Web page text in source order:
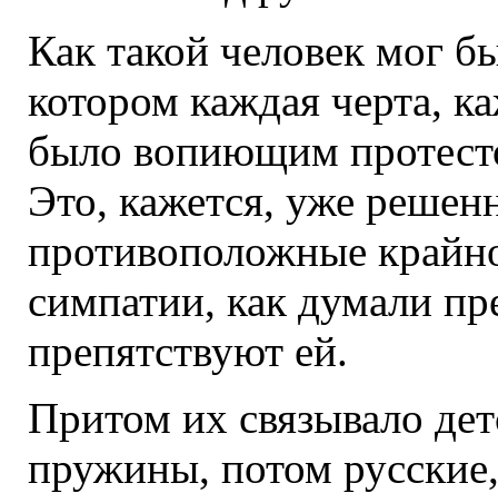
Как такой человек мог
котором каждая черта,
было вопиющим
Это, кажется, уже
противоположные
симпатии, как думали
препятствуют ей.
Притом их связывало
пружины, потом